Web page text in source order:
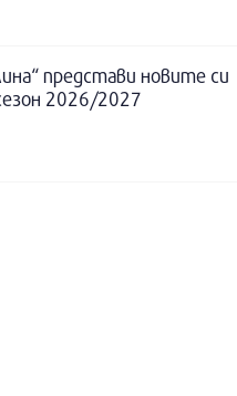
представи новите си
2026/2027